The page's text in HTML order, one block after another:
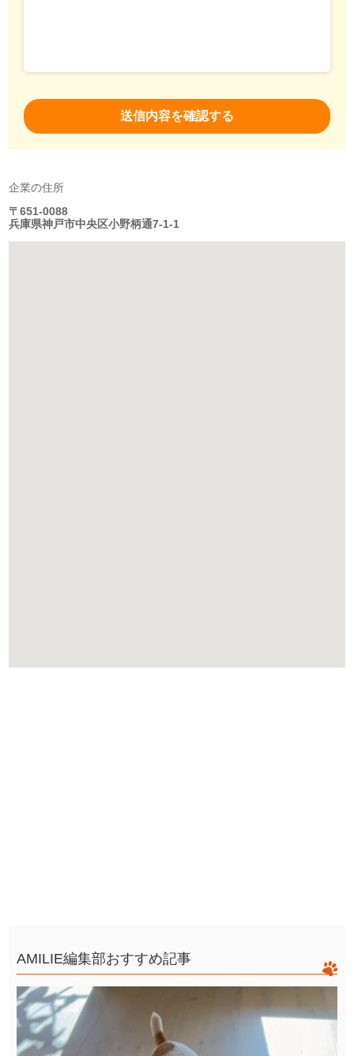
企業の住所
〒651-0088
兵庫県神戸市中央区小野柄通7-1-1
AMILIE編集部おすすめ記事